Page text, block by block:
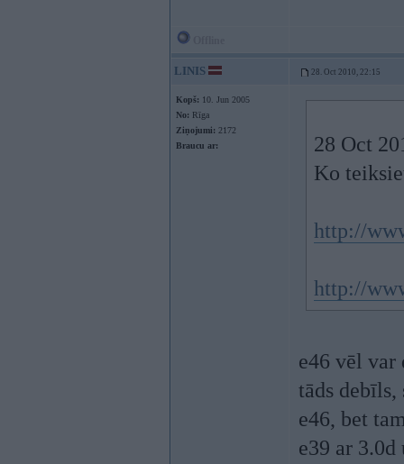
LINIS 28. Oct 2010, 22:15
Kopš: 10. Jun 2005
No: Rīga
Ziņojumi: 2172
Braucu ar:
28 Oct
Ko
http://
http://
e46 vēl var
tāds
e46, bet
e39 ar